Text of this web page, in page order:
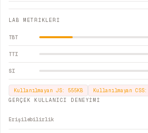
LAB METRİKLERİ
TBT
TTI
SI
Kullanılmayan JS: 555KB Kullanılmayan CSS:
GERÇEK KULLANICI DENEYİMİ
Erişilebilirlik